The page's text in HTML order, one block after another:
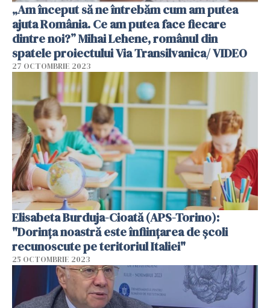
„Am început să ne întrebăm cum am putea
ajuta România. Ce am putea face fiecare
dintre noi?” Mihai Lehene, românul din
spatele proiectului Via Transilvanica/ VIDEO
27 OCTOMBRIE 2023
Elisabeta Burduja-Cioată (APS-Torino):
"Dorința noastră este înființarea de școli
recunoscute pe teritoriul Italiei"
25 OCTOMBRIE 2023